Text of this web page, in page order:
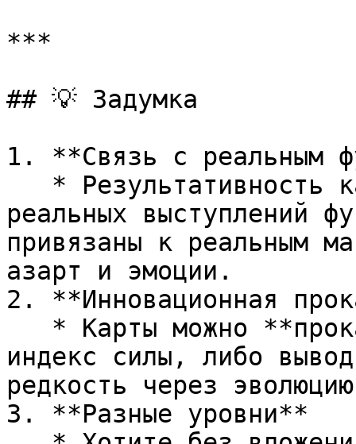
***
## 💡 Задумка
1. **Связь с реальным
реальных выступлений
привязаны к реальным
азарт и эмоции.
2. **Инновационная
индекс силы, либо
редкость через
3. **Разные уровни**